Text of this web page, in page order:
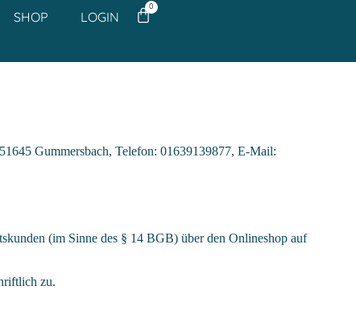
SHOP LOGIN
0
Gummersbach, Telefon: 01639139877, E-Mail:
(im Sinne des § 14 BGB) über den Onlineshop auf
zu.